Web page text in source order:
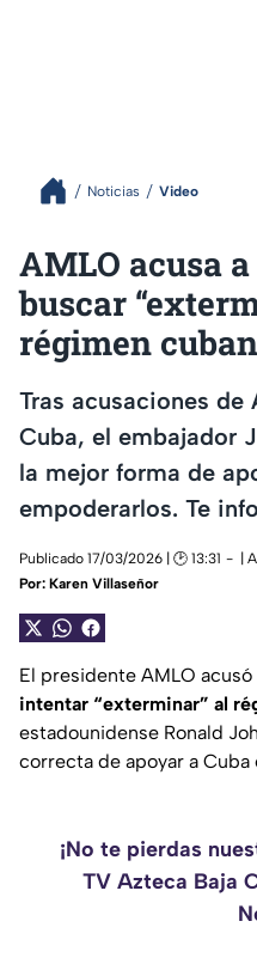
Noticias Video
AMLO acusa
buscar
régimen
Tras acusaciones de
Cuba, el embajador
la mejor forma de
empoderarlos. Te
Publicado 17/03/2026 | 🕑 13:31
|
Por: Karen Villaseñor
El presidente AMLO
intentar “exterminar” al
estadounidense Ronald
correcta de apoyar a
¡No te pierdas
TV Azteca Baja